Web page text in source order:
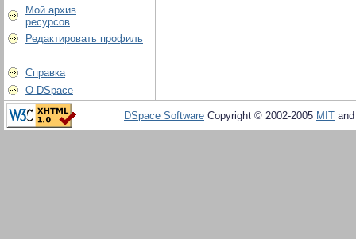
Мой архив
ресурсов
Редактировать профиль
Справка
О DSpace
DSpace Software Copyright © 2002-2005 MIT